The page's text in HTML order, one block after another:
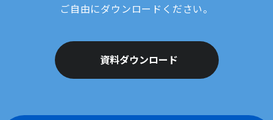
ご自由にダウンロードください。
資料ダウンロード